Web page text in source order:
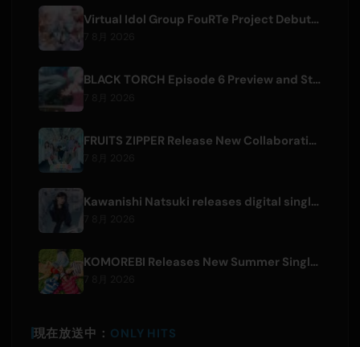
Virtual Idol Group FouRTe Project Debuts with 'ALL IN' Album Produced by m-flo's ☆Taku Takahashi
BLACK TORCH Episode 6 Preview and Streaming Details
FRUITS ZIPPER Release New Collaboration Song '1,2,3,FOOOOUR'
Kawanishi Natsuki releases digital single 'Sayonara wa Ichiban Kirei na Atashi de'
KOMOREBI Releases New Summer Single 'Letsu Natsu'
現在放送中： ONLY HITS